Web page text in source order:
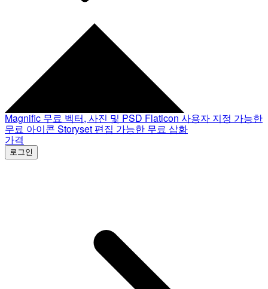
Magnific 무료 벡터, 사진 및 PSD Flaticon 사용자 지정 가능한
무료 아이콘 Storyset 편집 가능한 무료 삽화
가격
로그인